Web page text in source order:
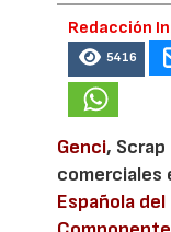
Redacción
5416
Genci,
comerciales
Española